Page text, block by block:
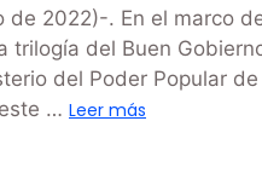
de 2022)-. En el marco
trilogía del Buen
del Poder Popular
… Leer más